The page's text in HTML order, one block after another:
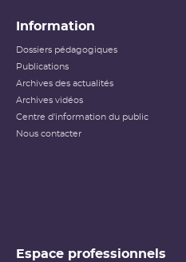
Information
Dossiers pédagogiques
Publications
Archives des actualités
Archives vidéos
Centre d'information du public
Nous contacter
Espace professionnels